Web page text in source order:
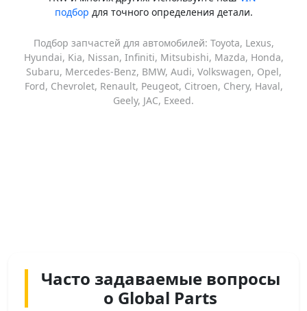
подбор для точного определения детали.
Подбор запчастей для автомобилей: Toyota, Lexus,
Hyundai, Kia, Nissan, Infiniti, Mitsubishi, Mazda, Honda,
Subaru, Mercedes-Benz, BMW, Audi, Volkswagen, Opel,
Ford, Chevrolet, Renault, Peugeot, Citroen, Chery, Haval,
Geely, JAC, Exeed.
Часто задаваемые вопросы
о Global Parts